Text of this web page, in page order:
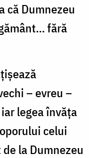
că Dumnezeu
fără
– evreu –
legea învăța
celui
la Dumnezeu